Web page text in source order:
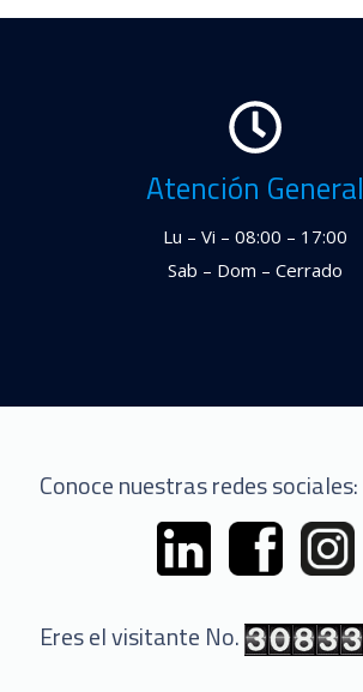
Atención General
Lu – Vi – 08:00 – 17:00
Sab – Dom – Cerrado
Conoce nuestras redes sociales:
Eres el visitante No.